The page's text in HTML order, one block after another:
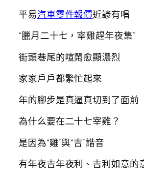
平易汽車零件報價近諺有唱
“臘月二十七，宰雞趕年夜集”
街頭巷尾的喧鬧愈顯濃烈
家家戶戶都繁忙起來
年的腳步是真逼真切到了面前
為什么要在二十七宰雞？
是因為“雞”與“吉”諧音
有年夜吉年夜利、吉利如意的